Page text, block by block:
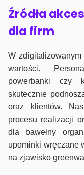
Źródła
dla firm
W
wartości.
powerbanki czy
skutecznie
oraz klientów.
procesu realizacji
dla bawełny
upominki wręczane
na zjawisko